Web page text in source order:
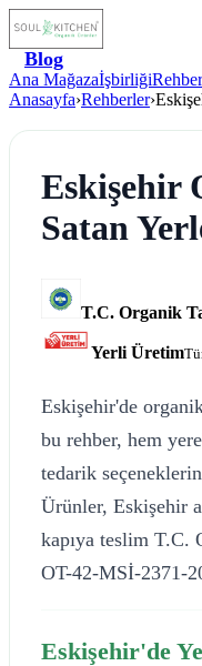
Blog
Ana Mağazaİşbirliği
Anasayfa›Rehberler›
Eskişehir
Satan
T.C. Organik
Yerli Üretim
Eskişehir'de
bu rehber, hem
tedarik
Ürünler, Eskişehir
kapıya teslim T.C.
OT-42-MSİ-2371-
Eskişehir'de